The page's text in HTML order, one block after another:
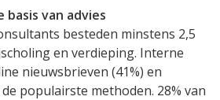
van advies
besteden minstens 2,5
en verdieping. Interne
nieuwsbrieven (41%) en
populairste methoden. 28% van